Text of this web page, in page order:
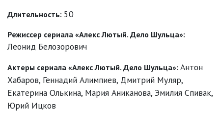
Длительность: 50
Режиссер сериала «Алекс Лютый. Дело Шульца»:
Леонид Белозорович
Актеры сериала «Алекс Лютый. Дело Шульца»: Антон
Хабаров, Геннадий Алимпиев, Дмитрий Муляр,
Екатерина Олькина, Мария Аниканова, Эмилия Спивак,
Юрий Ицков